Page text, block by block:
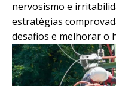
nervosismo e
estratégias
desafios e melhorar o